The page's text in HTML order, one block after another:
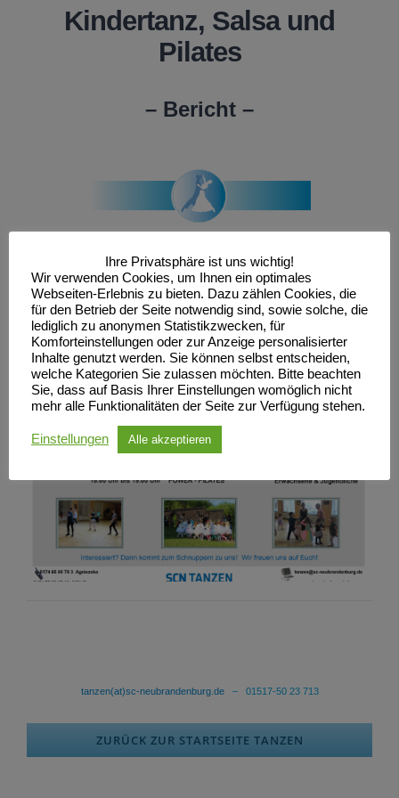
Kindertanz, Salsa und
Pilates
– Bericht –
01517-50 23 713
tanzen(at)sc-neubrandenburg.de– 01517-50 23 713
ZURÜCK ZUR STARTSEITE TANZEN
Ihre Privatsphäre ist uns wichtig!
Wir verwenden Cookies, um Ihnen ein optimales
Webseiten-Erlebnis zu bieten. Dazu zählen Cookies, die
für den Betrieb der Seite notwendig sind, sowie solche, die
lediglich zu anonymen Statistikzwecken, für
Komforteinstellungen oder zur Anzeige personalisierter
Inhalte genutzt werden. Sie können selbst entscheiden,
welche Kategorien Sie zulassen möchten. Bitte beachten
Sie, dass auf Basis Ihrer Einstellungen womöglich nicht
mehr alle Funktionalitäten der Seite zur Verfügung stehen.
Einstellungen Alle akzeptieren